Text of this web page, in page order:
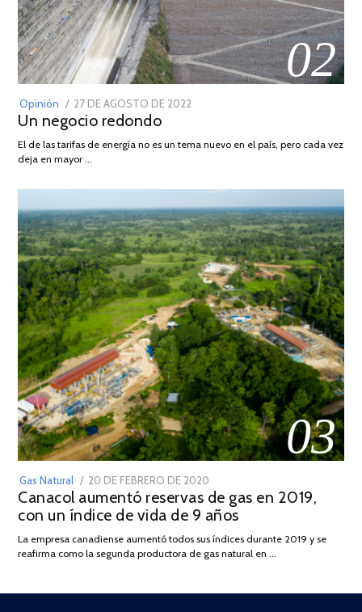
02
Opinión
POSTED
ON
27 DE AGOSTO DE 2022
DE
Un negocio redondo
El de las tarifas de energía no es un tema nuevo en el país, pero cada vez
deja en mayor …
03
Gas Natural
POSTED
ON
20 DE FEBRERO DE 2020
DE
JULIO
2025
Canacol aumentó reservas de gas en 2019,
con un índice de vida de 9 años
La empresa canadiense aumentó todos sus índices durante 2019 y se
reafirma como la segunda productora de gas natural en …